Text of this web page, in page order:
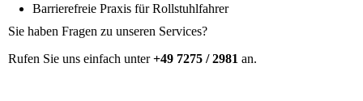
Barrierefreie Praxis für Rollstuhlfahrer
Sie haben Fragen zu unseren Services?
Rufen Sie uns einfach unter+49 7275 / 2981 an.